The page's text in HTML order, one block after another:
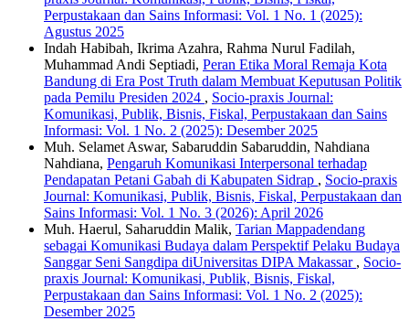
Perpustakaan dan Sains Informasi: Vol. 1 No. 1 (2025):
Agustus 2025
Indah Habibah, Ikrima Azahra, Rahma Nurul Fadilah,
Muhammad Andi Septiadi, Peran Etika Moral Remaja Kota
Bandung di Era Post Truth dalam Membuat Keputusan Politik
pada Pemilu Presiden 2024 , Socio-praxis Journal:
Komunikasi, Publik, Bisnis, Fiskal, Perpustakaan dan Sains
Informasi: Vol. 1 No. 2 (2025): Desember 2025
Muh. Selamet Aswar, Sabaruddin Sabaruddin, Nahdiana
Nahdiana, Pengaruh Komunikasi Interpersonal terhadap
Pendapatan Petani Gabah di Kabupaten Sidrap , Socio-praxis
Journal: Komunikasi, Publik, Bisnis, Fiskal, Perpustakaan dan
Sains Informasi: Vol. 1 No. 3 (2026): April 2026
Muh. Haerul, Saharuddin Malik, Tarian Mappadendang
sebagai Komunikasi Budaya dalam Perspektif Pelaku Budaya
Sanggar Seni Sangdipa diUniversitas DIPA Makassar , Socio-
praxis Journal: Komunikasi, Publik, Bisnis, Fiskal,
Perpustakaan dan Sains Informasi: Vol. 1 No. 2 (2025):
Desember 2025